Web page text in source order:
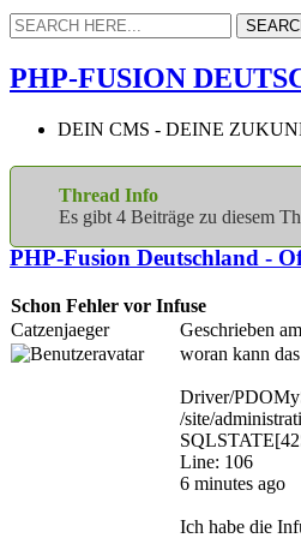
PHP-FUSION
DEIN CMS - DEINE
Thread Info
Es gibt 4 Beiträge zu diesem
PHP-Fusion Deutschland -
Schon Fehler vor Infuse
Catzenjaeger
Geschrieben
woran kann
Driver/
/site/
Line: 106
6 minutes ago
Ich habe die